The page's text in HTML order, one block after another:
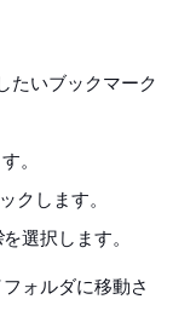
たいブックマーク
。
クします。
を選択します。
フォルダに移動さ